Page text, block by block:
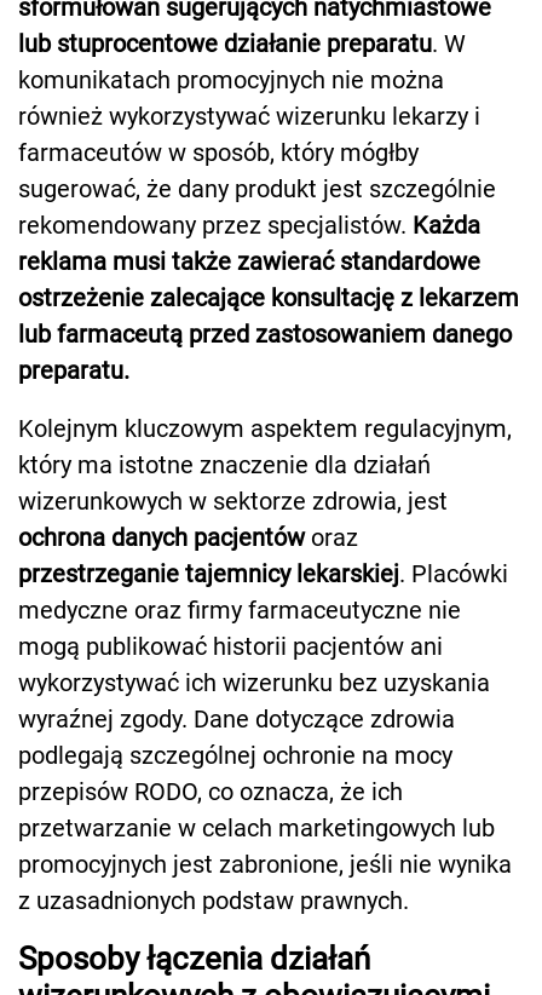
sformułowań sugerujących natychmiastowe
lub stuprocentowe działanie preparatu. W
komunikatach promocyjnych nie można
również wykorzystywać wizerunku lekarzy i
farmaceutów w sposób, który mógłby
sugerować, że dany produkt jest szczególnie
rekomendowany przez specjalistów. Każda
reklama musi także zawierać standardowe
ostrzeżenie zalecające konsultację z lekarzem
lub farmaceutą przed zastosowaniem danego
preparatu.
Kolejnym kluczowym aspektem regulacyjnym,
który ma istotne znaczenie dla działań
wizerunkowych w sektorze zdrowia, jest
ochrona danych pacjentóworaz
przestrzeganie tajemnicy lekarskiej. Placówki
medyczne oraz firmy farmaceutyczne nie
mogą publikować historii pacjentów ani
wykorzystywać ich wizerunku bez uzyskania
wyraźnej zgody. Dane dotyczące zdrowia
podlegają szczególnej ochronie na mocy
przepisów RODO, co oznacza, że ich
przetwarzanie w celach marketingowych lub
promocyjnych jest zabronione, jeśli nie wynika
z uzasadnionych podstaw prawnych.
Sposoby łączenia działań